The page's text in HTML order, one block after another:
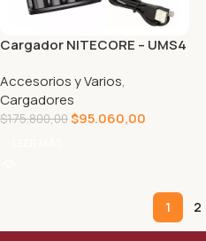
Cargador NITECORE – UMS4
Accesorios y Varios,
Cargadores
$175.800,00$95.060,00
1 2